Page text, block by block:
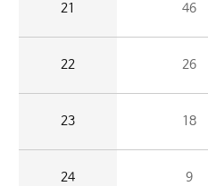
21 46
22 26
23 18
24 9